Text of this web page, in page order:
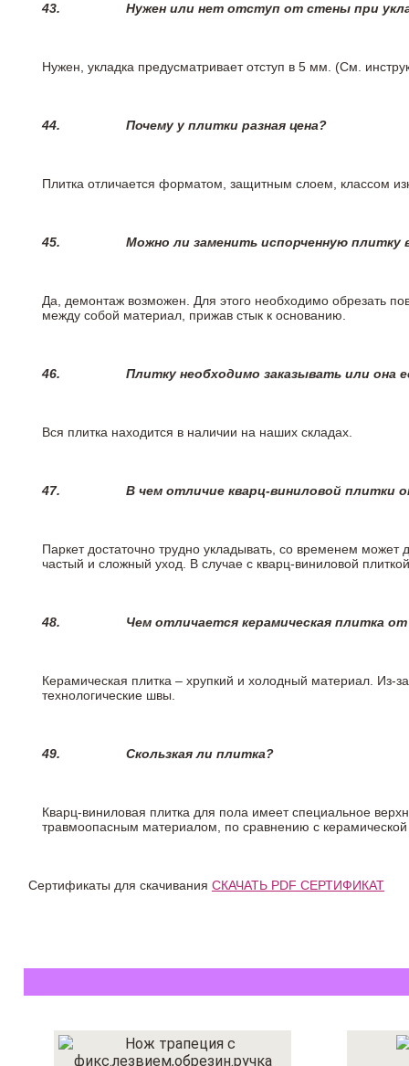
43. Нужен или нет отступ от стены при
Нужен, укладка предусматривает отступ в 5 мм. (См.
44. Почему у плитки разная цена?
Плитка отличается форматом, защитным слоем, классом
45. Можно ли заменить испорченную плитку
Да, демонтаж возможен. Для этого необходимо обрезать
между собой материал, прижав стык к основанию.
46. Плитку необходимо заказывать или она
Вся плитка находится в наличии на наших складах.
47. В чем отличие кварц-виниловой плитки
Паркет достаточно трудно укладывать, со временем
частый и сложный уход. В случае с кварц-виниловой
48. Чем отличается керамическая плитка
Керамическая плитка – хрупкий и холодный материал. Из-
технологические швы.
49. Скользкая ли плитка?
Кварц-виниловая плитка для пола имеет специальное
травмоопасным материалом, по сравнению с
Сертификаты для скачивания СКАЧАТЬ PDF СЕРТИФИКАТ